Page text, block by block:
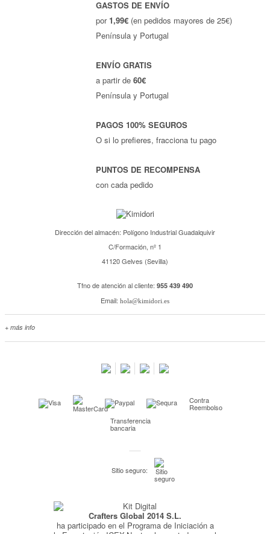
GASTOS DE ENVÍO
por 1,99€ (en pedidos mayores de 25€)
Península y Portugal
ENVÍO GRATIS
a partir de60€
Península y Portugal
PAGOS 100% SEGUROS
O si lo prefieres, fracciona tu pago
PUNTOS DE RECOMPENSA
con cada pedido
Dirección del almacén: Polígono Industrial Guadalquivir
C/Formación, nº 1
41120 Gelves (Sevilla)
Tfno de atención al cliente: 955 439 490
Email: hola@kimidori.es
+ más info
Kimidori PRINT, nuestro servicio de impresión de fotos
Pago seguro y financiación
Condiciones generales de Compra
Contra
Reembolso
Transferencia
bancaria
Sitio seguro:
Crafters Global 2014 S.L.
ha participado en el Programa de Iniciación a